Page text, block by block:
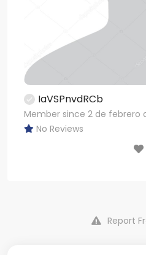
IaVSPnvdRCb
Member since 2 de febrero
No Reviews
Report